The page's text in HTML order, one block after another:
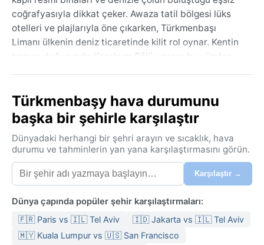
coğrafyasıyla dikkat çeker. Awaza tatil bölgesi lüks
otelleri ve plajlarıyla öne çıkarken, Türkmenbaşı
Limanı ülkenin deniz ticaretinde kilit rol oynar. Kentin
hemen doğusunda Karakum Çölü uzanır; bu yüzden
kontrastıyla büyüleyicidir.
Köppen sınıflandırmasına göre soğuk çöl (BWk)
ikliminde yer alan Türkmenbaşy'da yazlar son derece
sıcak ve kurak geçer; sıcaklıklar 35°C'yi aşar, düşük
nem ise bunaltıcı etkiyi azaltır. Kışlar soğuktur, gece
sıcaklıkları sıkça donma noktasının altına iner, ancak
kar yağışı nadirdir ve hemen erir. Yıllık yağış miktarı
Türkmenbaşy hava durumunu
başka bir şehirle karşılaştır
Dünyadaki herhangi bir şehri arayın ve sıcaklık, hava
durumu ve tahminlerin yan yana karşılaştırmasını görün.
Karşılaştır →
Dünya çapında popüler şehir karşılaştırmaları:
🇫🇷 Paris vs 🇮🇱 Tel Aviv
🇮🇩 Jakarta vs 🇮🇱 Tel Aviv
🇲🇾 Kuala Lumpur vs 🇺🇸 San Francisco